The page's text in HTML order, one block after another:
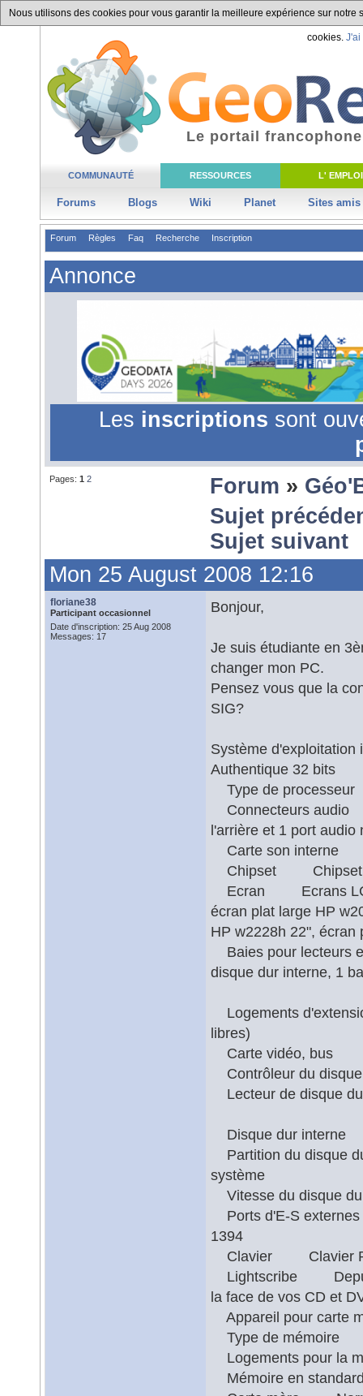
Nous utilisons des cookies pour vous garantir la meilleure expérience sur
cookies. J'ai
COMMUNAUTÉ RESSOURCES L' EMPLOI
Forums Blogs Wiki Planet Sites amis
Le portail
Forum Règles Faq Recherche Inscription
Annonce
Les inscriptions sont
Pages: 1 2 Forum »
Sujet
Sujet suivant
Mon 25 August 2008 12:16
floriane38
Participant occasionnel
Date d'inscription: 25 Aug 2008
Messages: 17
Bonjour,
Je suis étudiante en
changer mon PC.
Pensez vous que la
SIG?
Système
Authentique 32 bits
Type de
Connecteurs audio
l'arrière et 1 port
Carte son interne
Chipset Chipset
Ecran Ecrans LCD
écran plat large HP
HP w2228h 22",
Baies pour lecteurs
disque dur interne, 1
Logements
libres)
Carte vidéo, bus
Contrôleur du
Lecteur de disque
Disque dur
Partition du disque
système
Vitesse du
Ports d'E-S
1394
Clavier Clavier
Lightscribe Depuis
la face de vos CD et
Appareil pour
Type de
Logements pour
Mémoire en